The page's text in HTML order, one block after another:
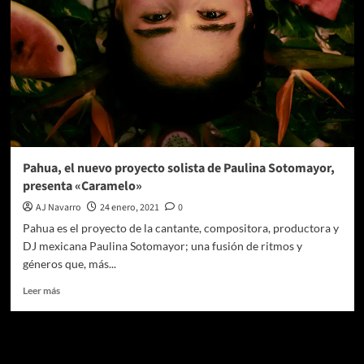
Pahua, el nuevo proyecto solista de Paulina Sotomayor,
presenta «Caramelo»
AJ Navarro 24 enero, 2021
0
Pahua es el proyecto de la cantante, compositora, productora y
DJ mexicana Paulina Sotomayor; una fusión de ritmos y
géneros que, más...
Leer másLeer